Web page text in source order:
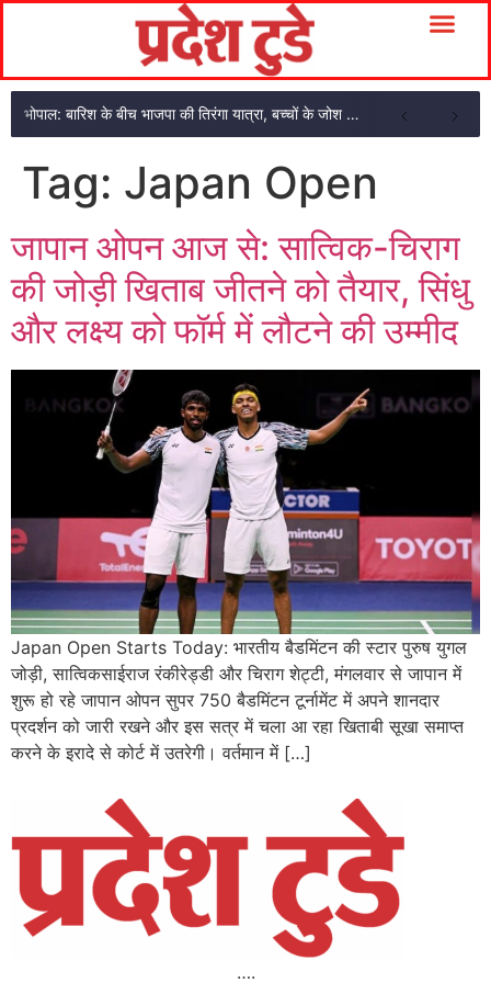
भोपाल: बारिश के बीच भाजपा की तिरंगा यात्रा, बच्चों के जोश से गूंजा भोपाल
Tag: Japan Open
जापान ओपन आज से: सात्विक-चिराग
की जोड़ी खिताब जीतने को तैयार, सिंधु
और लक्ष्य को फॉर्म में लौटने की उम्मीद
Japan Open Starts Today: भारतीय बैडमिंटन की स्टार पुरुष युगल
जोड़ी, सात्विकसाईराज रंकीरेड्डी और चिराग शेट्टी, मंगलवार से जापान में
शुरू हो रहे जापान ओपन सुपर 750 बैडमिंटन टूर्नामेंट में अपने शानदार
प्रदर्शन को जारी रखने और इस सत्र में चला आ रहा खिताबी सूखा समाप्त
करने के इरादे से कोर्ट में उतरेगी। वर्तमान में […]
….